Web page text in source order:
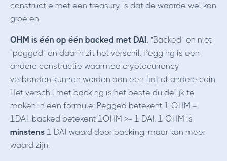
constructie met een treasury is dat de waarde wel kan
groeien.
OHM is één op één backed met DAI. "Backed" en niet
"pegged" en daarin zit het verschil. Pegging is een
andere constructie waarmee cryptocurrency
verbonden kunnen worden aan een fiat of andere coin.
Het verschil met backing is het beste duidelijk te
maken in een formule: Pegged betekent 1 OHM =
1DAI, backed betekent 1OHM >= 1 DAI. 1 OHM is
minstens 1 DAI waard door backing, maar kan meer
waard zijn.